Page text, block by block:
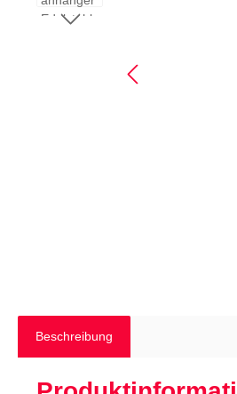
Beschreibung